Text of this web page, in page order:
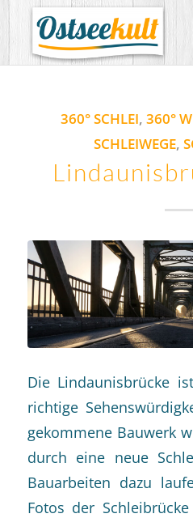
360° SCHLEI,360°
SCHLEIWEGE,
Die Lindaunisbrücke
richtige
gekommene Bauwerk
durch eine neue
Bauarbeiten dazu
Fotos der